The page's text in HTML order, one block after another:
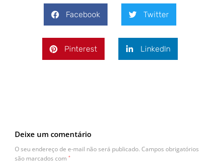
Facebook Twitter
Pinterest LinkedIn
Deixe um comentário
O seu endereço de e-mail não será publicado. Campos obrigatórios
são marcados com *